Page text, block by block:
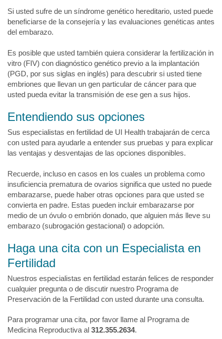
Si usted sufre de un síndrome genético hereditario, usted puede
beneficiarse de la consejería y las evaluaciones genéticas antes
del embarazo.
Es posible que usted también quiera considerar la fertilización in
vitro (FIV) con diagnóstico genético previo a la implantación
(PGD, por sus siglas en inglés) para descubrir si usted tiene
embriones que llevan un gen particular de cáncer para que
usted pueda evitar la transmisión de ese gen a sus hijos.
Entendiendo sus opciones
Sus especialistas en fertilidad de UI Health trabajarán de cerca
con usted para ayudarle a entender sus pruebas y para explicar
las ventajas y desventajas de las opciones disponibles.
Recuerde, incluso en casos en los cuales un problema como
insuficiencia prematura de ovarios significa que usted no puede
embarazarse, puede haber otras opciones para que usted se
convierta en padre. Estas pueden incluir embarazarse por
medio de un óvulo o embrión donado, que alguien más lleve su
embarazo (subrogación gestacional) o adopción.
Haga una cita con un Especialista en
Fertilidad
Nuestros especialistas en fertilidad estarán felices de responder
cualquier pregunta o de discutir nuestro Programa de
Preservación de la Fertilidad con usted durante una consulta.
Para programar una cita, por favor llame al Programa de
Medicina Reproductiva al 312.355.2634.